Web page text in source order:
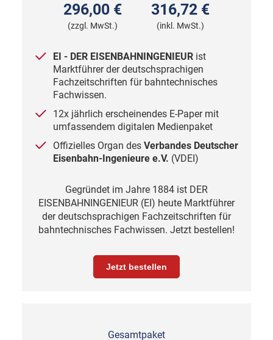
296,00 €
(zzgl. MwSt.)
316,72 €
(inkl. MwSt.)
EI - DER EISENBAHNINGENIEUR ist
Marktführer der deutschsprachigen
Fachzeitschriften für bahntechnisches
Fachwissen.
12x jährlich erscheinendes E-Paper mit
umfassendem digitalen Medienpaket
Offizielles Organ des Verbandes Deutscher
Eisenbahn-Ingenieure e.V. (VDEI)
Gegründet im Jahre 1884 ist DER
EISENBAHNINGENIEUR (EI) heute Marktführer
der deutschsprachigen Fachzeitschriften für
bahntechnisches Fachwissen. Jetzt bestellen!
Jetzt bestellen
Gesamtpaket